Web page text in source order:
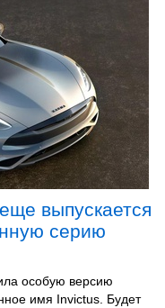
выпускается
серию
особую версию
имя Invictus. Будет